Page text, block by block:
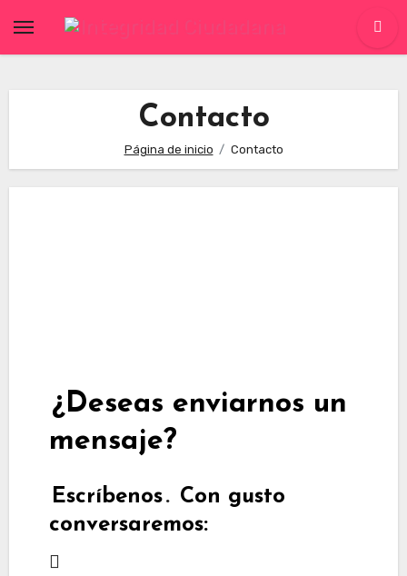
Contacto
Página de inicio Contacto
¿Deseas enviarnos un
mensaje?
Escríbenos. Con gusto
conversaremos: